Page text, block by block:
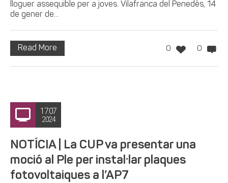
lloguer assequible per a joves. Vilafranca del Penedès, 14
de gener de...
0 0
Read More
17.07
2024
NOTÍCIA | La CUP va presentar una
moció al Ple per instal·lar plaques
fotovoltaiques a l’AP7